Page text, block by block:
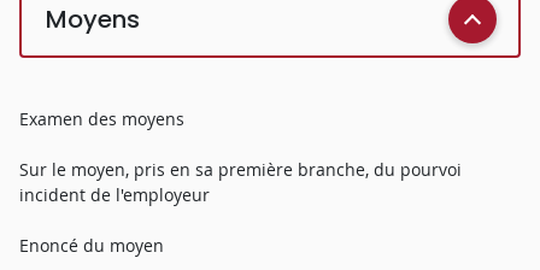
Moyens
Examen des moyens
Sur le moyen, pris en sa première branche, du pourvoi
incident de l'employeur
Enoncé du moyen